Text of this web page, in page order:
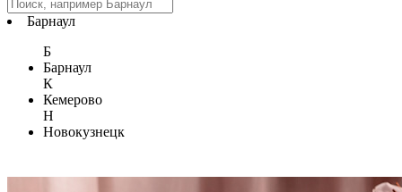
Барнаул
Б
Барнаул
К
Кемерово
Н
Новокузнецк